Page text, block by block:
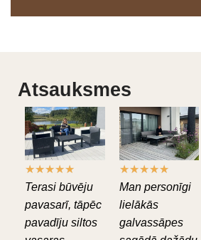
Atsauksmes
★★★★★
Terasi būvēju
pavasarī, tāpēc
pavadīju siltos
★★★★★
Man personīgi
lielākās
galvassāpes